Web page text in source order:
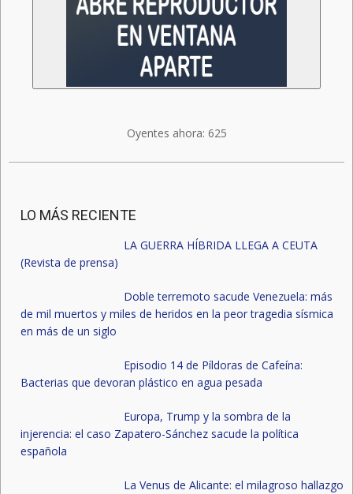
Oyentes ahora: 625
LO MÁS RECIENTE
LA GUERRA HÍBRIDA LLEGA A CEUTA
(Revista de prensa)
Doble terremoto sacude Venezuela: más
de mil muertos y miles de heridos en la peor tragedia sísmica
en más de un siglo
Episodio 14 de Píldoras de Cafeína:
Bacterias que devoran plástico en agua pesada
Europa, Trump y la sombra de la
injerencia: el caso Zapatero-Sánchez sacude la política
española
La Venus de Alicante: el milagroso hallazgo